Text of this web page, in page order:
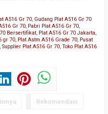
A516 Gr 70 Gudang Plat A516 Gr 70
Gr 70 Pabri Plat A516 Gr 70
Bersertifikat Plat A516 Gr 70 Jakarta
gr 70 Plat Astm A516 Grade 70 Pusat
Supplier Plat A516 Gr 70 Toko Plat A516
Rekomendasi